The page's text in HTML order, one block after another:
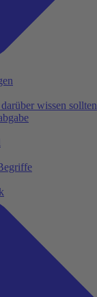
wissen sollten